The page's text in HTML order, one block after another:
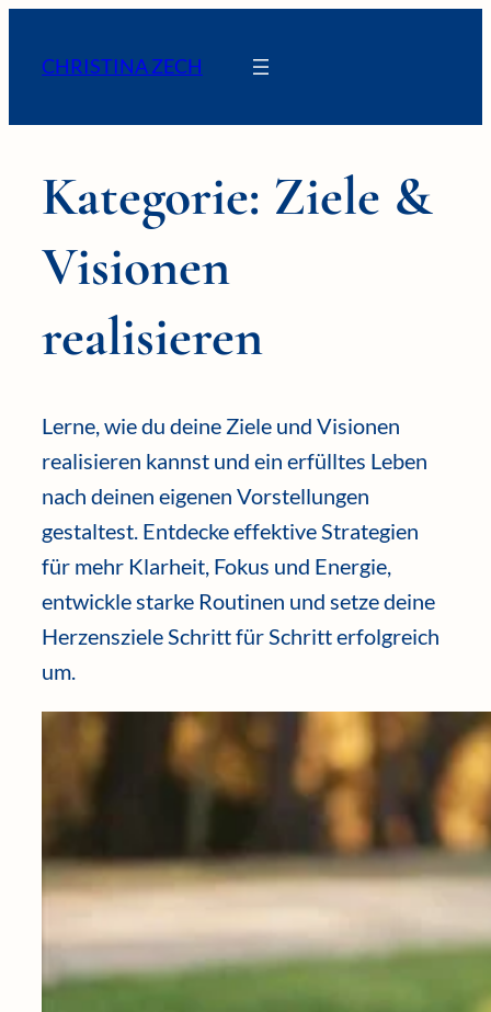
InhaltCHRISTINA ZECH
Kategorie: Ziele &
Visionen
realisieren
Lerne, wie du deine Ziele und Visionen
realisieren kannst und ein erfülltes Leben
nach deinen eigenen Vorstellungen
gestaltest. Entdecke effektive Strategien
für mehr Klarheit, Fokus und Energie,
entwickle starke Routinen und setze deine
Herzensziele Schritt für Schritt erfolgreich
um.